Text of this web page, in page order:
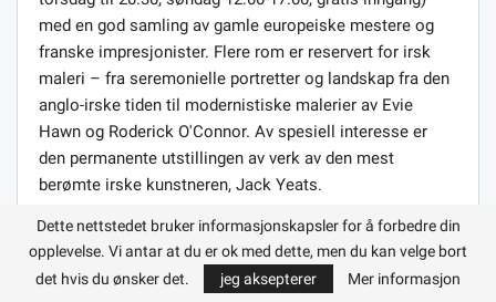
med en god samling av gamle europeiske mestere og
franske impresjonister. Flere rom er reservert for irsk
maleri – fra seremonielle portretter og landskap fra den
anglo-irske tiden til modernistiske malerier av Evie
Hawn og Roderick O'Connor. Av spesiell interesse er
den permanente utstillingen av verk av den mest
berømte irske kunstneren, Jack Yeats.
Dette nettstedet bruker informasjonskapsler for å forbedre din
opplevelse. Vi antar at du er ok med dette, men du kan velge bort
det hvis du ønsker det.
jeg aksepterer Mer informasjon